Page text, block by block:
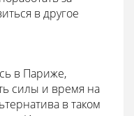
в другое
в Париже,
силы и время на
в таком